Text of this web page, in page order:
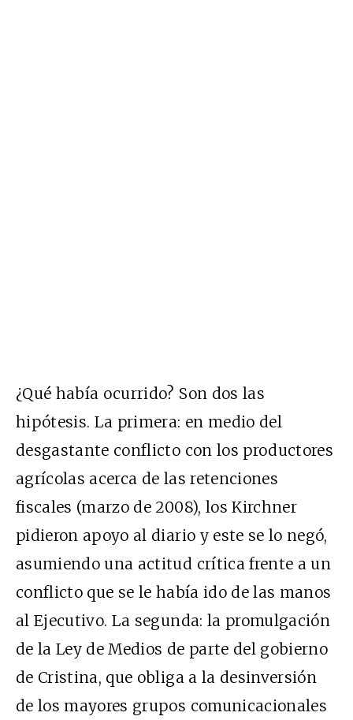
¿Qué había ocurrido? Son dos las
hipótesis. La primera: en medio del
desgastante conflicto con los productores
agrícolas acerca de las retenciones
fiscales (marzo de 2008), los Kirchner
pidieron apoyo al diario y este se lo negó,
asumiendo una actitud crítica frente a un
conflicto que se le había ido de las manos
al Ejecutivo. La segunda: la promulgación
de la Ley de Medios de parte del gobierno
de Cristina, que obliga a la desinversión
de los mayores grupos comunicacionales